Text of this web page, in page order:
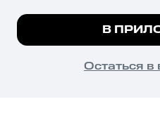
психотропных веществ, их
их незаконный оборот
законодательством
© 2026 ООО «КИОН».
Все права защищены
Мы используем куки,
Подробнее
В
Остаться в